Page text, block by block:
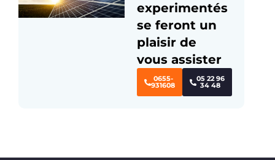
experimentés
se feront un
plaisir de
vous assister
0655-
931608
05 22 96
34 48